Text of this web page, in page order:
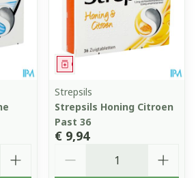
Geneesmiddel
Strepsils
Strepsils Honing Citroen
Past 36
€ 9,94